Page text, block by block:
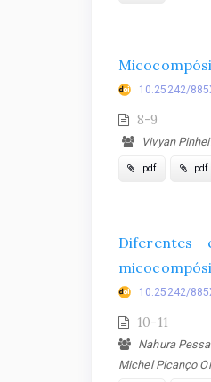
10.25242/
8-9
Vivyan
pdf pdf
Diferentes
10.25242/
10-11
Nahura
Michel Picanço